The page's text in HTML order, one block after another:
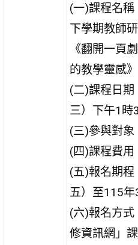
(一)課程名
下學期教師
《翻開一頁
的教學靈感》
(二)課程日
三）下午1時
(三)參與對象
(四)課程費用
(五)報名期
五）至115年
(六)報名方
修資訊網」